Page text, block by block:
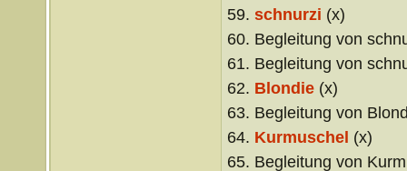
59. schnurzi (x)
60. Begleitung von
61. Begleitung von
62. Blondie(x)
63. Begleitung von
64. Kurmuschel (x)
65. Begleitung von